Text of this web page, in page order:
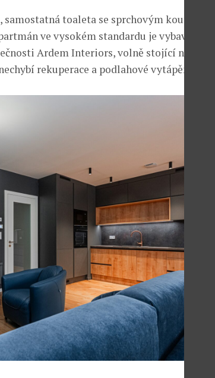
toaleta se sprchovým koutem a
ve vysokém standardu je vybaven
Ardem Interiors, volně stojící nábytek
rekuperace a podlahové vytápění.